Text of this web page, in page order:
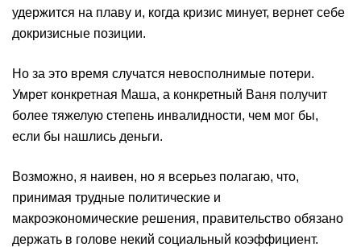
удержится на плаву и, когда кризис минует, вернет себе
докризисные позиции.
Но за это время случатся невосполнимые потери.
Умрет конкретная Маша, а конкретный Ваня получит
более тяжелую степень инвалидности, чем мог бы,
если бы нашлись деньги.
Возможно, я наивен, но я всерьез полагаю, что,
принимая трудные политические и
макроэкономические решения, правительство обязано
держать в голове некий социальный коэффициент.